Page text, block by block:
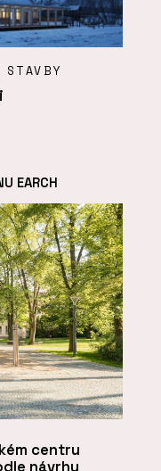
STAVBY
EARCH
centru
návrhu